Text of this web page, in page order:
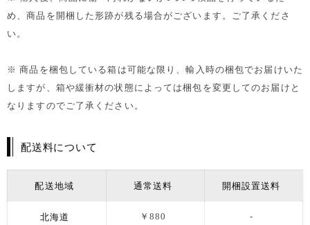
め、商品を開梱した形跡が残る場合がございます。ご了承くださ
い。
※ 商品を梱包している箱は可能な限り、輸入時の梱包でお届けいた
しますが、箱や緩衝材の状態によっては梱包を変更してのお届けと
なりますのでご了承ください。
配送料について
配送地域 通常送料 開梱設置送料
北海道 ￥880 -